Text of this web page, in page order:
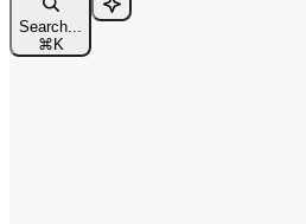
Search...
⌘ K